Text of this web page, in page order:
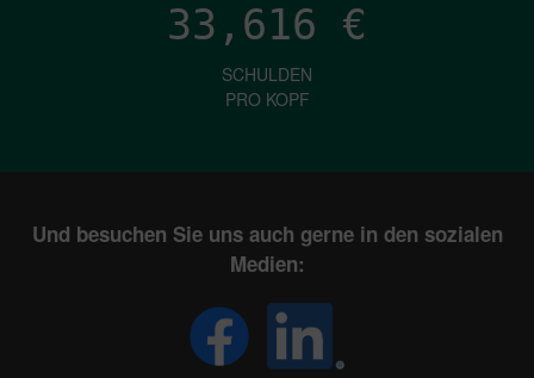
33,616 €
SCHULDEN
PRO KOPF
Und besuchen Sie uns auch gerne in den sozialen
Medien: